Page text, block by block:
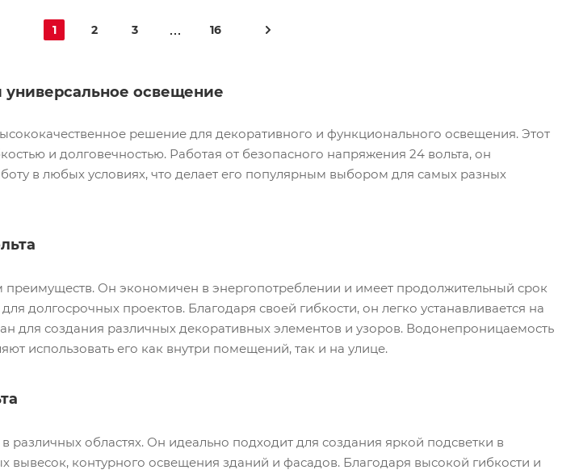
1 2 3 16
освещение
решение для декоративного и функционального освещения. Этот
и долговечностью. Работая от безопасного напряжения 24 вольта, он
в любых условиях, что делает его популярным выбором для самых разных
преимуществ. Он экономичен в энергопотреблении и имеет продолжительный срок
долгосрочных проектов. Благодаря своей гибкости, он легко устанавливается на
для создания различных декоративных элементов и узоров. Водонепроницаемость
использовать его как внутри помещений, так и на улице.
различных областях. Он идеально подходит для создания яркой подсветки в
контурного освещения зданий и фасадов. Благодаря высокой гибкости и